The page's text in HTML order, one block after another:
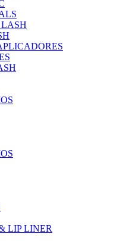
LIP LINER